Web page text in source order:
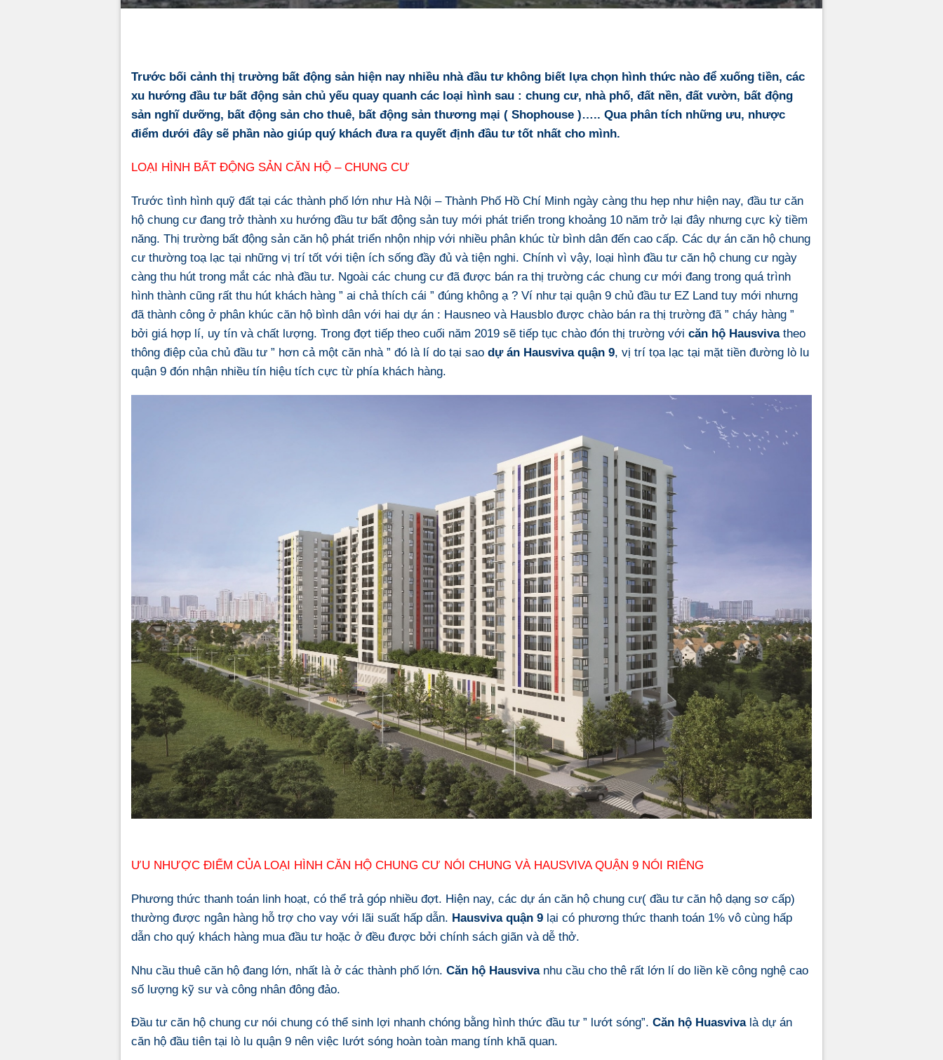
Trước bối cảnh thị trường bất động sản hiện nay nhiều nhà đầu tư không biết lựa chọn hình thức nào để xuống tiền, các
xu hướng đầu tư bất động sản chủ yếu quay quanh các loại hình sau : chung cư, nhà phố, đất nền, đất vườn, bất động
sản nghĩ dưỡng, bất động sản cho thuê, bất động sản thương mại ( Shophouse )….. Qua phân tích những ưu, nhược
điểm dưới đây sẽ phần nào giúp quý khách đưa ra quyết định đầu tư tốt nhất cho mình.
LOẠI HÌNH BẤT ĐỘNG SẢN CĂN HỘ – CHUNG CƯ
Trước tình hình quỹ đất tại các thành phố lớn như Hà Nội – Thành Phố Hồ Chí Minh ngày càng thu hẹp như hiện nay, đầu tư căn
hộ chung cư đang trở thành xu hướng đầu tư bất động sản tuy mới phát triển trong khoảng 10 năm trở lại đây nhưng cực kỳ tiềm
năng. Thị trường bất động sản căn hộ phát triển nhộn nhịp với nhiều phân khúc từ bình dân đến cao cấp. Các dự án căn hộ chung
cư thường toạ lạc tại những vị trí tốt với tiện ích sống đầy đủ và tiện nghi. Chính vì vậy, loại hình đầu tư căn hộ chung cư ngày
càng thu hút trong mắt các nhà đầu tư. Ngoài các chung cư đã được bán ra thị trường các chung cư mới đang trong quá trình
hình thành cũng rất thu hút khách hàng ” ai chả thích cái ” đúng không ạ ? Ví như tại quận 9 chủ đầu tư EZ Land tuy mới nhưng
đã thành công ở phân khúc căn hộ bình dân với hai dự án : Hausneo và Hausblo được chào bán ra thị trường đã ” cháy hàng ”
bởi giá hợp lí, uy tín và chất lượng. Trong đợt tiếp theo cuối năm 2019 sẽ tiếp tục chào đón thị trường với căn hộ Hausvivatheo
thông điệp của chủ đầu tư ” hơn cả một căn nhà ” đó là lí do tại sao dự án Hausviva quận 9, vị trí tọa lạc tại mặt tiền đường lò lu
quận 9 đón nhận nhiều tín hiệu tích cực từ phía khách hàng.
ƯU NHƯỢC ĐIỂM CỦA LOẠI HÌNH CĂN HỘ CHUNG CƯ NÓI CHUNG VÀ HAUSVIVA QUẬN 9 NÓI RIÊNG
Phương thức thanh toán linh hoạt, có thể trả góp nhiều đợt. Hiện nay, các dự án căn hộ chung cư( đầu tư căn hộ dạng sơ cấp)
thường được ngân hàng hỗ trợ cho vay với lãi suất hấp dẫn. Hausviva quận 9 lại có phương thức thanh toán 1% vô cùng hấp
dẫn cho quý khách hàng mua đầu tư hoặc ở đều được bởi chính sách giãn và dễ thở.
Nhu cầu thuê căn hộ đang lớn, nhất là ở các thành phố lớn. Căn hộ Hausvivanhu cầu cho thê rất lớn lí do liền kề công nghệ cao
số lượng kỹ sư và công nhân đông đảo.
Đầu tư căn hộ chung cư nói chung có thể sinh lợi nhanh chóng bằng hình thức đầu tư ” lướt sóng”. Căn hộ Huasvivalà dự án
căn hộ đầu tiên tại lò lu quận 9 nên việc lướt sóng hoàn toàn mang tính khã quan.